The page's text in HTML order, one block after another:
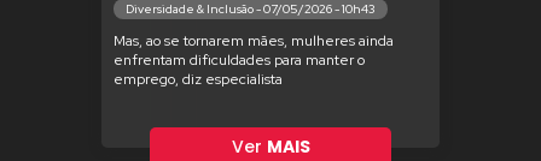
Diversidade & Inclusão - 07/05/2026 - 10h43
Mas, ao se tornarem mães, mulheres ainda
enfrentam dificuldades para manter o
emprego, diz especialista
Ver MAIS